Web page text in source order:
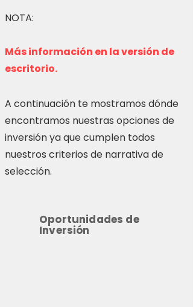
NOTA:
Más información en la versión de
escritorio.
A continuación te mostramos dónde
encontramos nuestras opciones de
inversión ya que cumplen todos
nuestros criterios de narrativa de
selección.
Oportunidades de
Inversión